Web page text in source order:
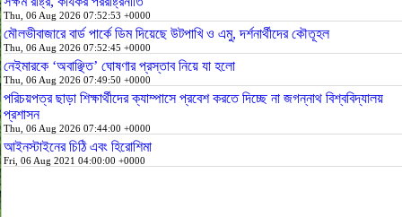
Thu, 06 Aug 2026 07:52:53 +0000
মৌলভীবাজারে বার্ড পার্কে ডিম দিয়েছে উটপাখি ও এমু, দর্শনার্থীদের কৌতূহল
Thu, 06 Aug 2026 07:52:45 +0000
নেইমারকে ‘অবাঞ্ছিত’ ঘোষণার প্রস্তাব নিয়ে যা হলো
Thu, 06 Aug 2026 07:49:50 +0000
পরিচয়পত্র ছাড়া শিক্ষার্থীদের ক্যাম্পাসে প্রবেশ করতে দিচ্ছে না জগন্নাথ বিশ্ববিদ্যালয়
প্রশাসন
Thu, 06 Aug 2026 07:44:00 +0000
আইনস্টাইনের চিঠি এবং হিরোশিমা
Fri, 06 Aug 2021 04:00:00 +0000